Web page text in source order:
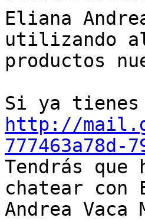
Eliana
utilizando
productos
http://
777463a78d-
Tendrás
chatear con
Andrea Vaca